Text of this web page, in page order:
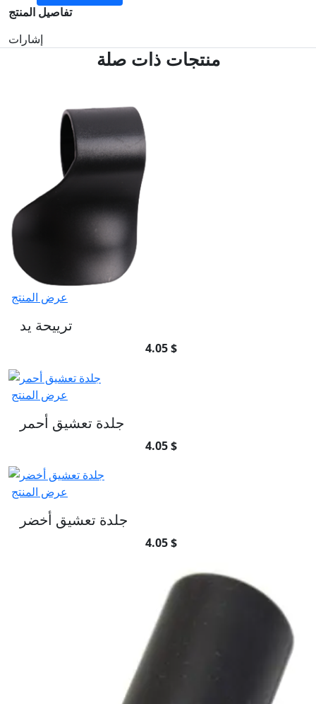
تفاصيل المنتج
إشارات
منتجات ذات صلة
عرض المنتج
ترييحة يد
4.05 $
عرض المنتج
جلدة تعشيق أحمر
4.05 $
عرض المنتج
جلدة تعشيق أخضر
4.05 $